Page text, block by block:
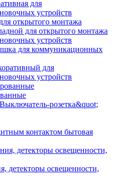
для
устройств
открытого монтажа
для открытого монтажа
устройств
для коммуникационных
для
устройств
розетка&quot;
контактом бытовая
детекторы освещенности,